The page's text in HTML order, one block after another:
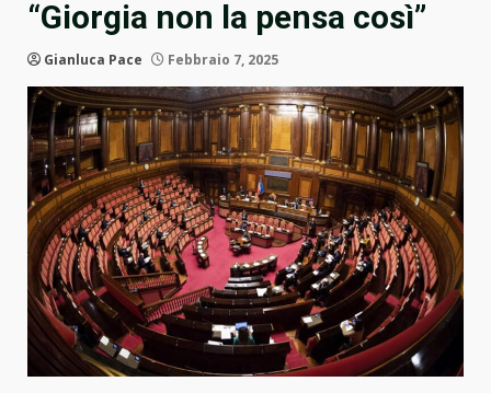
“Giorgia non la pensa così”
Gianluca Pace Febbraio 7, 2025